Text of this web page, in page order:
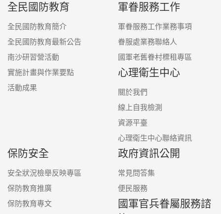
全民國防教育
全民國防教育簡介
全民國防教育最新公告
南沙研習營活動
實施計畫與作業要點
活動成果
軍眷服務工作
軍眷服務工作業務事項
眷服處業務聯絡人
國軍老舊眷村標租專區
心理衛生中心
關於我們
線上自我檢測
資源平臺
心理衛生中心聯絡資訊
保防安全
安全狀況檢舉反映專區
保防教育推廣
保防教育專文
政府資訊公開
常見問答集
便民服務
國軍官兵眷屬服務諮